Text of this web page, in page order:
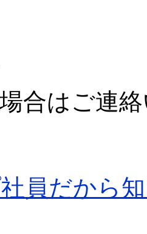
場合はご連
員だから